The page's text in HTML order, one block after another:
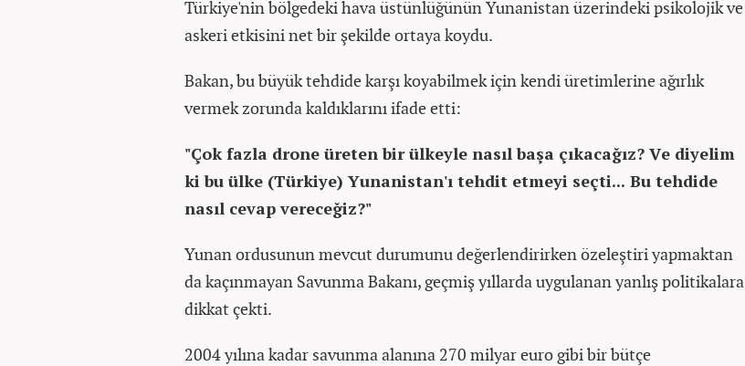
Türkiye'nin bölgedeki hava üstünlüğünün Yunanistan üzerindeki psikolojik ve
askeri etkisini net bir şekilde ortaya koydu.
Bakan, bu büyük tehdide karşı koyabilmek için kendi üretimlerine ağırlık
vermek zorunda kaldıklarını ifade etti:
"Çok fazla drone üreten bir ülkeyle nasıl başa çıkacağız? Ve diyelim
ki bu ülke (Türkiye) Yunanistan'ı tehdit etmeyi seçti... Bu tehdide
nasıl cevap vereceğiz?"
Yunan ordusunun mevcut durumunu değerlendirirken özeleştiri yapmaktan
da kaçınmayan Savunma Bakanı, geçmiş yıllarda uygulanan yanlış politikalara
dikkat çekti.
2004 yılına kadar savunma alanına 270 milyar euro gibi bir bütçe